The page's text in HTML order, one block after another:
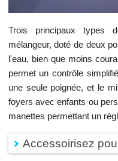
Trois principaux types
mélangeur, doté de deux
l'eau, bien que moins
permet un contrôle
une seule poignée, et le
foyers avec enfants ou
manettes permettant un
Accessoirisez